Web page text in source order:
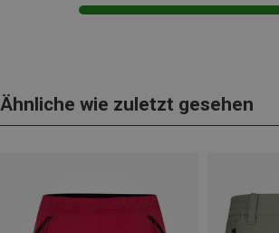
Ähnliche wie zuletzt gesehen